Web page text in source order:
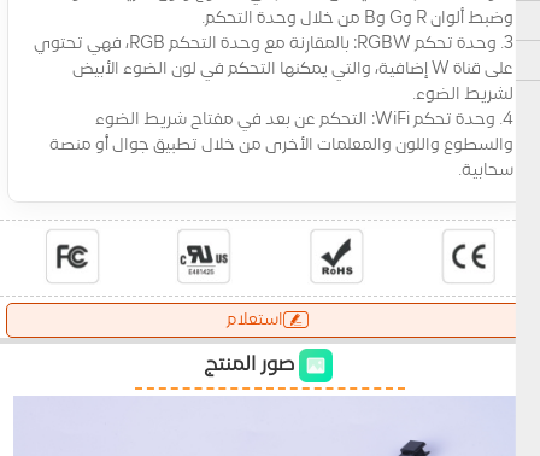
وضبط ألوان R وG وB من خلال وحدة التحكم.
3. وحدة تحكم RGBW: بالمقارنة مع وحدة التحكم RGB، فهي تحتوي
على قناة W إضافية، والتي يمكنها التحكم في لون الضوء الأبيض
لشريط الضوء.
4. وحدة تحكم WiFi: التحكم عن بعد في مفتاح شريط الضوء
والسطوع واللون والمعلمات الأخرى من خلال تطبيق جوال أو منصة
سحابية.
استعلام
صور المنتج